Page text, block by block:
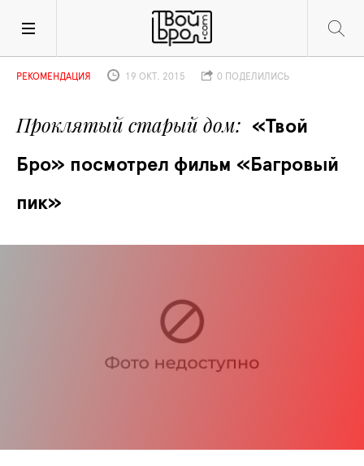
Проклятый старый дом
«Твой
Бро» посмотрел фильм «Багровый
пик»
РЕКОМЕНДАЦИЯ 19 ОКТ. 2015 0 ПОДЕЛИЛИСЬ